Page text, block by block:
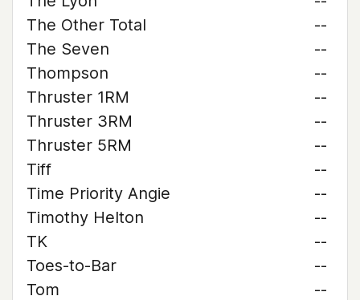
The Other Total
--
The Seven
--
Thompson
--
Thruster 1RM
--
Thruster 3RM
--
Thruster 5RM
--
Tiff
--
Time Priority Angie
--
Timothy Helton
--
TK
--
Toes-to-Bar
--
Tom
--